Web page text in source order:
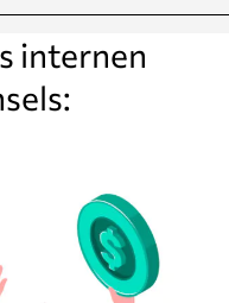
internen